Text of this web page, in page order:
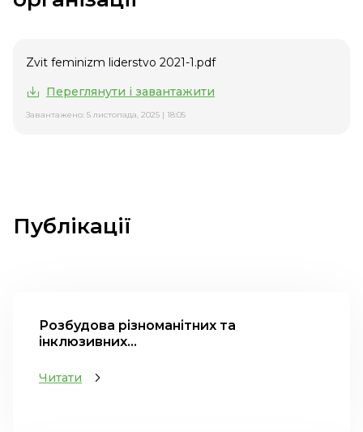
Zvit feminizm liderstvo 2021-1.pdf
Переглянути і завантажити
Завантажено: 5 листопада, 2025 | 18:05
Публікації
Розбудова різноманітних та
інклюзивних...
Читати